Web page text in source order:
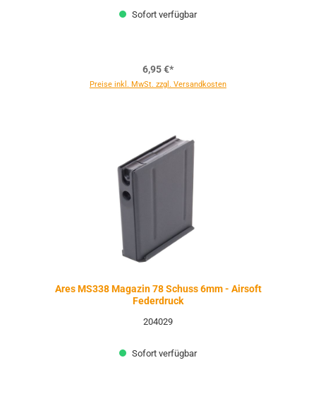
Sofort verfügbar
6,95 €*
Preise inkl. MwSt. zzgl. Versandkosten
Ares MS338 Magazin 78 Schuss 6mm - Airsoft
Federdruck
204029
Sofort verfügbar